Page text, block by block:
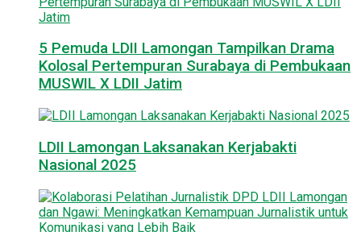
5 Pemuda LDII Lamongan Tampilkan Drama
Kolosal Pertempuran Surabaya di Pembukaan
MUSWIL X LDII Jatim
LDII Lamongan Laksanakan Kerjabakti
Nasional 2025